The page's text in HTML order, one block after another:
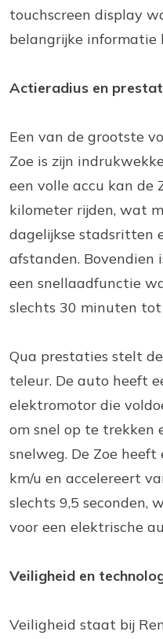
touchscreen display
belangrijke informatie
Actieradius en
Een van de grootste
Zoe is zijn
een volle accu kan de
kilometer rijden, wat
dagelijkse stadsritten
afstanden. Bovendien
een snellaadfunctie
slechts 30 minuten
Qua prestaties stelt
teleur. De auto heeft
elektromotor die
om snel op te trekken
snelweg. De Zoe
km/u en accelereert
slechts 9,5 seconden,
voor een elektrische
Veiligheid en
Veiligheid staat bij